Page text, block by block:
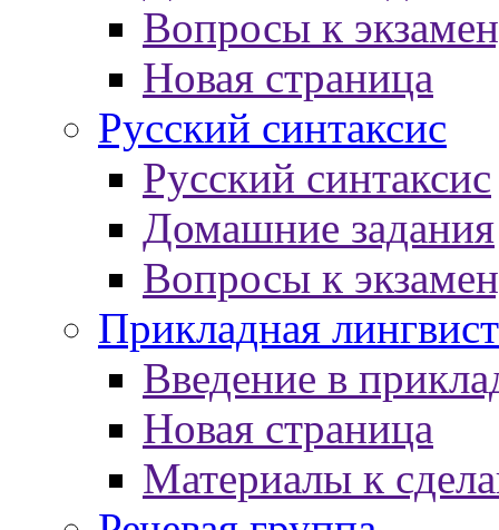
Вопросы к
Новая страница
Русский синтаксис
Русский синтаксис
Домашние задания
Вопросы к
Прикладная
Введение в
Новая страница
Материалы к